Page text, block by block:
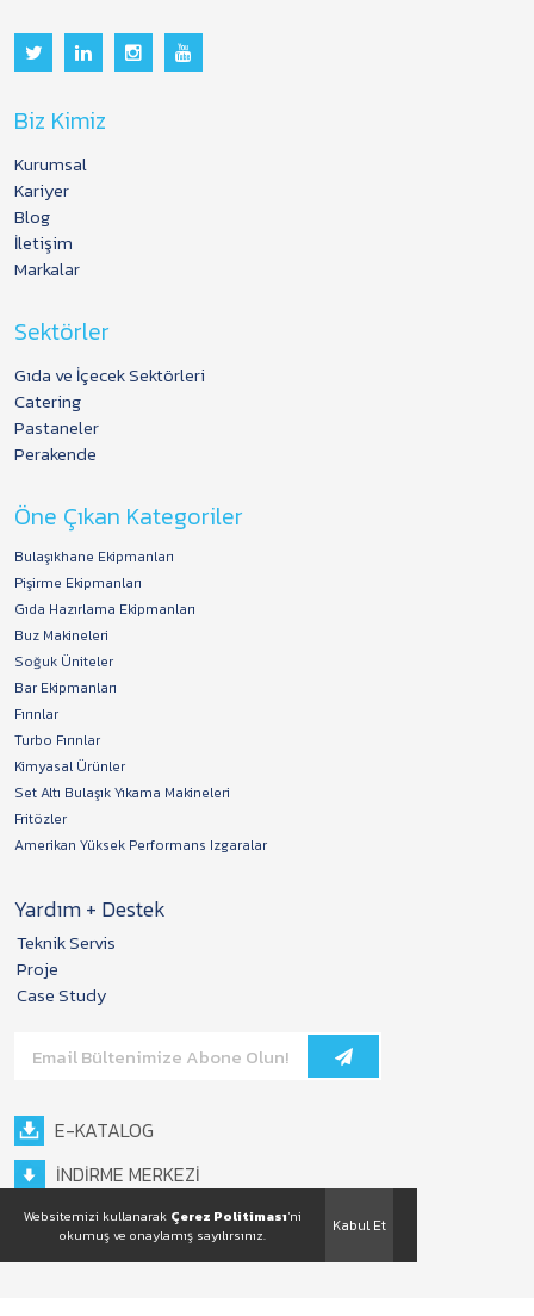
Biz Kimiz
Kurumsal
Kariyer
Blog
İletişim
Markalar
Sektörler
Gıda ve İçecek Sektörleri
Catering
Pastaneler
Perakende
Öne Çıkan Kategoriler
Bulaşıkhane Ekipmanları
Pişirme Ekipmanları
Gıda Hazırlama Ekipmanları
Buz Makineleri
Soğuk Üniteler
Bar Ekipmanları
Fırınlar
Turbo Fırınlar
Kimyasal Ürünler
Set Altı Bulaşık Yıkama Makineleri
Fritözler
Amerikan Yüksek Performans Izgaralar
Yardım + Destek
Teknik Servis
Proje
Case Study
E-KATALOG
İNDİRME MERKEZİ
Kabul Et
Websitemizi kullanarak Çerez Politiması'ni
okumuş ve onaylamış sayılırsınız.